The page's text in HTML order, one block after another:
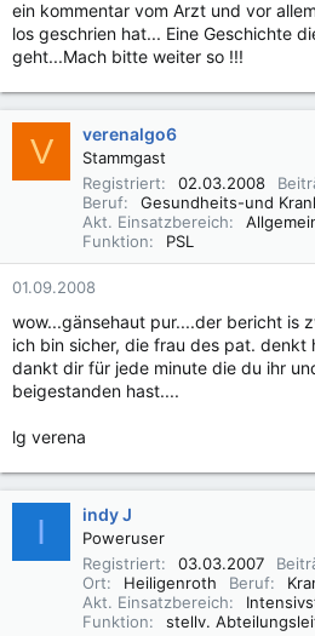
ein kommentar vom Arzt und vor
los geschrien hat... Eine Geschichte
geht...Mach bitte weiter so !!!
V verenalgo6
Stammgast
Registriert
02.03.2008
Beruf
Akt. Einsatzbereich
Funktion
PSL
01.09.2008
wow...gänsehaut pur....der bericht is
ich bin sicher, die frau des pat. denkt
dankt dir für jede minute die du ihr
beigestanden hast....
lg verena
I indy J
Poweruser
Registriert
03.03.2007
Ort
Heiligenroth Beruf
Akt. Einsatzbereich
Funktion